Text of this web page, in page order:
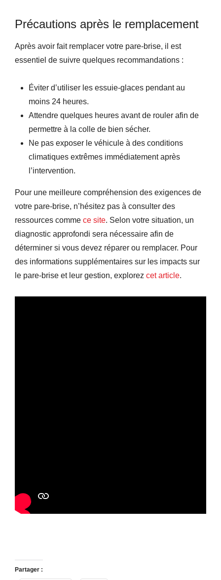
Précautions après le remplacement
Après avoir fait remplacer votre pare-brise, il est
essentiel de suivre quelques recommandations :
Éviter d’utiliser les essuie-glaces pendant au
moins 24 heures.
Attendre quelques heures avant de rouler afin de
permettre à la colle de bien sécher.
Ne pas exposer le véhicule à des conditions
climatiques extrêmes immédiatement après
l’intervention.
Pour une meilleure compréhension des exigences de
votre pare-brise, n’hésitez pas à consulter des
ressources comme ce site. Selon votre situation, un
diagnostic approfondi sera nécessaire afin de
déterminer si vous devez réparer ou remplacer. Pour
des informations supplémentaires sur les impacts sur
le pare-brise et leur gestion, explorez cet article.
Partager :